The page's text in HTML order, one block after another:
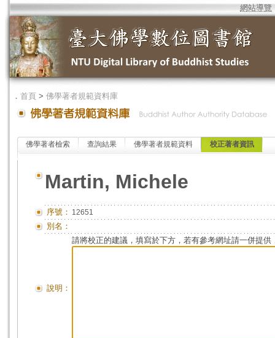
網站導覽
． 首頁 > 佛學著者規範資料庫
佛學著者檢索 查詢結果 佛學著者規範資料 校正著者資訊
Martin, Michele
序號： 12651
別名：
說明：
請將校正的建議，填寫於下方，若有參考網址請一併提供